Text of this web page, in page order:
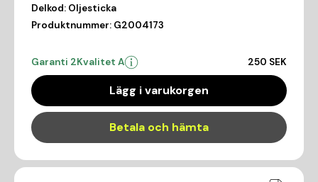
Delkod: Oljesticka
Produktnummer: G2004173
Garanti 2Kvalitet A 250 SEK
Lägg i varukorgen
Betala och hämta